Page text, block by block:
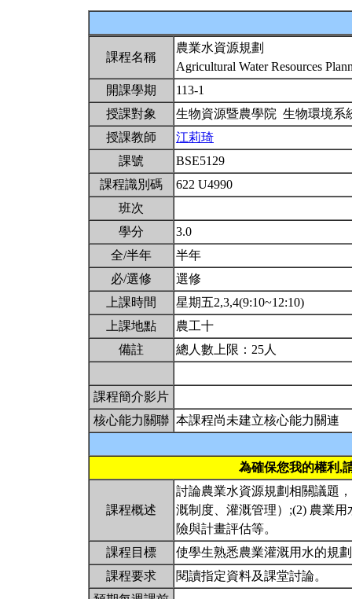
課程名稱
農業水資源規劃
Agricultural Water Resources
開課學期
113-1
授課對象
生物資源暨農學院 生物環境
授課教師
江莉琦
課號
BSE5129
課程識別碼
622 U4990
班次
學分
3.0
全/半年
半年
必/選修
選修
上課時間
星期五2,3,4(9:10~12:10)
上課地點
農工十
備註
總人數上限：25人
課程簡介影片
核心能力關聯 本課程尚未建立核心能力關連
為確保您我的權利,
課程概述
討論農業水資源規劃相關議題
溉制度、灌溉管理）;(2) 農業
險與計畫評估等。
課程目標
使學生熟悉農業灌溉用水的規
課程要求
閱讀指定資料及課堂討論。